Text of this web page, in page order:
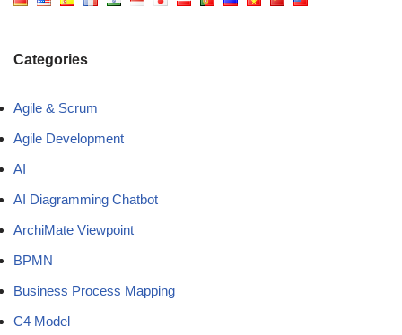
Categories
Agile & Scrum
Agile Development
AI
AI Diagramming Chatbot
ArchiMate Viewpoint
BPMN
Business Process Mapping
C4 Model